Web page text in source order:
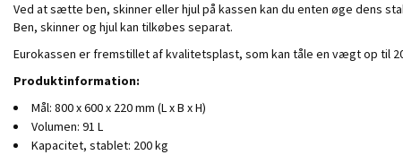
Ved at sætte ben, skinner eller hjul på kassen kan du enten øge dens
Ben, skinner og hjul kan tilkøbes separat.
Eurokassen er fremstillet af kvalitetsplast, som kan tåle en vægt op til
Produktinformation:
Mål: 800 x 600 x 220 mm (L x B x H)
Volumen: 91 L
Kapacitet, stablet: 200 kg